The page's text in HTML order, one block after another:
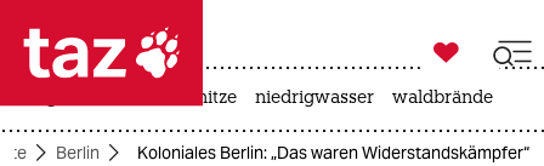
 taz zahl ich
taz zahl ich

taz zahl ich
hitze niedrigwasser waldbrände
Berlin Koloniales Berlin: „Das waren Widerstandskämpfer“